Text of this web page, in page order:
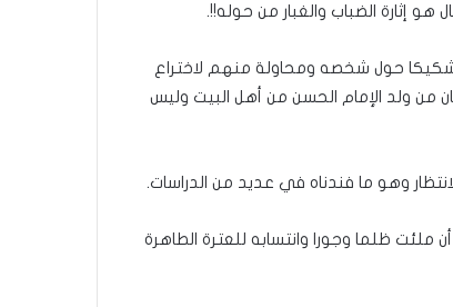
إثارة الضباب والغبار من حوله!!.
حول شخصه ومحاولة منهم لاختراع
ولد الإمام الحسن من أهل البيت وليس
وهو ما فندناه في عديد من الدراسات.
ملئت ظلما وجورا وانتسابه للعترة الطاهرة